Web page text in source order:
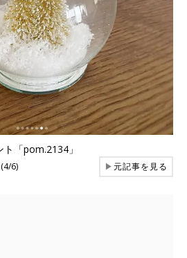
「pom.2134」
6) ▶元記事を見る